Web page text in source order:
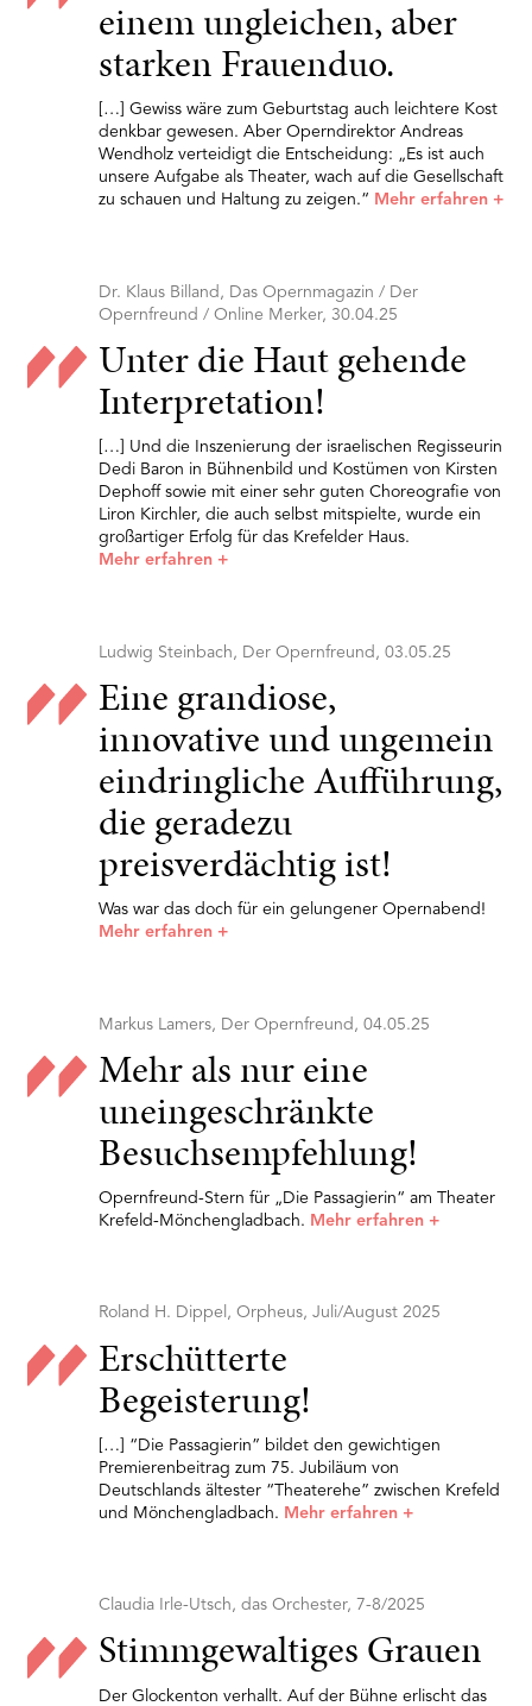
einem ungleichen, aber
starken Frauenduo.
[…] Gewiss wäre zum Geburtstag auch leichtere Kost
denkbar gewesen. Aber Operndirektor Andreas
Wendholz verteidigt die Entscheidung: „Es ist auch
unsere Aufgabe als Theater, wach auf die Gesellschaft
zu schauen und Haltung zu zeigen.“ Mehr erfahren +
Dr. Klaus Billand, Das Opernmagazin / Der
Opernfreund / Online Merker, 30.04.25
Unter die Haut gehende
Interpretation!
[…] Und die Inszenierung der israelischen Regisseurin
Dedi Baron in Bühnenbild und Kostümen von Kirsten
Dephoff sowie mit einer sehr guten Choreografie von
Liron Kirchler, die auch selbst mitspielte, wurde ein
großartiger Erfolg für das Krefelder Haus.
Mehr erfahren +
Ludwig Steinbach, Der Opernfreund, 03.05.25
Eine grandiose,
innovative und ungemein
eindringliche Aufführung,
die geradezu
preisverdächtig ist!
Was war das doch für ein gelungener Opernabend!
Mehr erfahren +
Markus Lamers, Der Opernfreund, 04.05.25
Mehr als nur eine
uneingeschränkte
Besuchsempfehlung!
Opernfreund-Stern für „Die Passagierin“ am Theater
Krefeld-Mönchengladbach. Mehr erfahren +
Roland H. Dippel, Orpheus, Juli/August 2025
Erschütterte
Begeisterung!
[…] “Die Passagierin” bildet den gewichtigen
Premierenbeitrag zum 75. Jubiläum von
Deutschlands ältester “Theaterehe” zwischen Krefeld
und Mönchengladbach. Mehr erfahren +
Claudia Irle-Utsch, das Orchester, 7-8/2025
Stimmgewaltiges Grauen
Der Glockenton verhallt. Auf der Bühne erlischt das